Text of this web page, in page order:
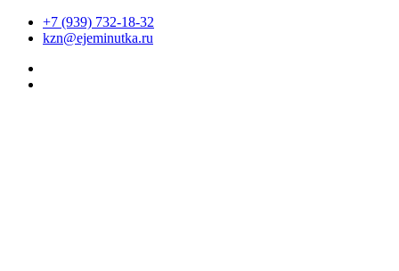
+7 (939) 732-18-32
kzn@ejeminutka.ru